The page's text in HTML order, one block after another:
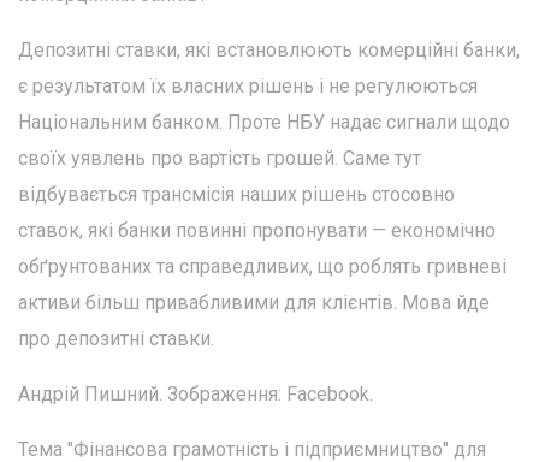
Депозитні ставки, які встановлюють комерційні банки,
є результатом їх власних рішень і не регулюються
Національним банком. Проте НБУ надає сигнали щодо
своїх уявлень про вартість грошей. Саме тут
відбувається трансмісія наших рішень стосовно
ставок, які банки повинні пропонувати — економічно
обґрунтованих та справедливих, що роблять гривневі
активи більш привабливими для клієнтів. Мова йде
про депозитні ставки.
Андрій Пишний. Зображення: Facebook.
Тема "Фінансова грамотність і підприємництво" для